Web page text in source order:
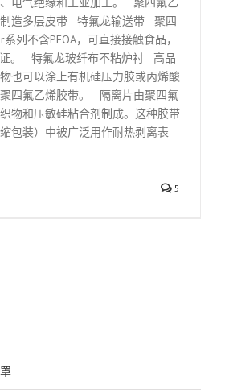
造多层皮带 特氟龙输送带 聚四
列不含PFOA，可直接接触食品，
证。 特氟龙玻纤布不粘炉衬 高品
也可以涂上有机硅压力胶或丙烯酸
四氟乙烯胶带。 隔离片由聚四氟
物和压敏硅粘合剂制成。这种胶带
包装）中被广泛用作耐热剥离表
5